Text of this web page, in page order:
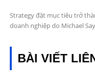
Strategy đặt mục tiêu trở
doanh nghiệp do Michael
BÀI VIẾT